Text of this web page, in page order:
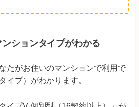
ションタイプがわかる
たがお住いのマンションで利用で
イプ）がわかります。